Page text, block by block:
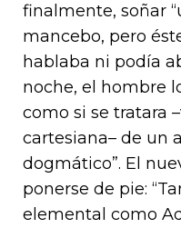
finalmente, soñar
mancebo, pero
hablaba ni podía
noche, el hombre
como si se tratara
cartesiana– de un
dogmático”. El
ponerse de pie:
elemental como